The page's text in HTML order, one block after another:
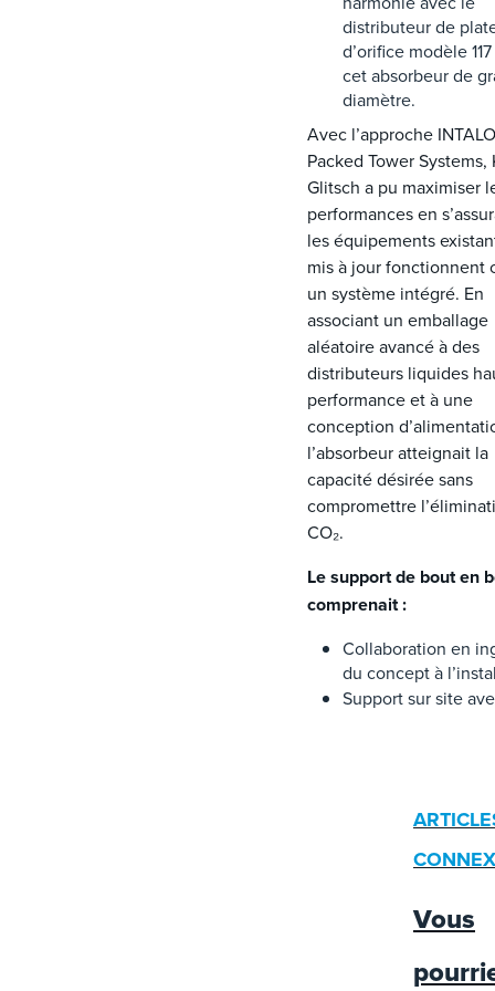
distributeur de
d’orifice modèle
cet absorbeur de
diamètre.
Avec l’approche
Packed Tower Systems,
Glitsch a pu maximiser
performances en
les équipements
mis à jour fonctionnent
un système intégré. En
associant un emballage
aléatoire avancé à des
distributeurs liquides
performance et à une
conception
l’absorbeur atteignait la
capacité désirée sans
compromettre
CO₂.
Le support de bout en
comprenait :
Collaboration en
du concept à
Support sur site
Vous